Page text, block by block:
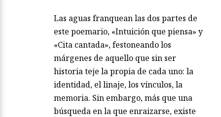
Las aguas franquean las dos partes de
este poemario, «Intuición que piensa» y
«Cita cantada», festoneando los
márgenes de aquello que sin ser
historia teje la propia de cada uno: la
identidad, el linaje, los vínculos, la
memoria. Sin embargo, más que una
búsqueda en la que enraizarse, existe